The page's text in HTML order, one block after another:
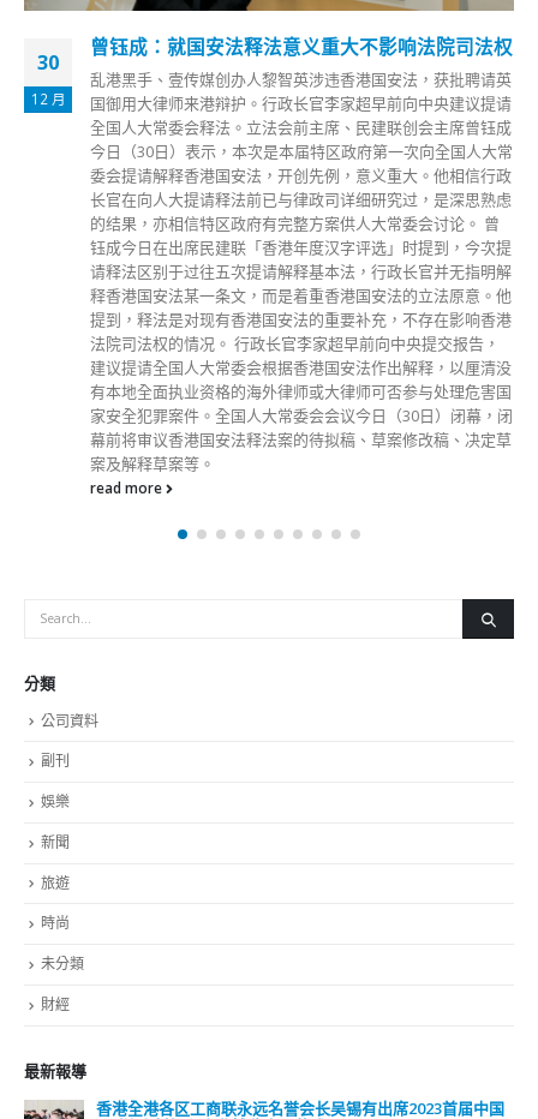
28
7 月
前揽炒区议员李志宏指骂警员扰乱罪成判囚7个月
李志宏（右二）被判入狱7个月。 前年5月24日，揽炒派借政
府推行国歌法为由，煽动示威者在港岛铜锣湾及湾仔一带，进
行非法聚集及游行。警方当日严正执法，采取驱散行动拘捕
193人，当中包括揽炒派前沙田区议员李志宏。李志宏今日
（28日）于东区裁判法院被裁定一项「在公众地方作出喧哗或
扰乱秩序的行为」罪成，被判入狱7个月。 裁判官判刑指，本
案控罪性质严重，案发时有多名不满警方的人士聚集，被告的
行为很大机会煽动他人情绪，令他们作叫嚣、咒骂等附和行
为，增加使用暴力的风险。裁判官认为从被告针对的对象、表
达方式等看来，他非单纯发泄，法庭有责任保护维持社会秩序
的警员。裁判官重申，现场亦有记者和途人，犯案过程历时不
算短，若有人受到鼓动，严重可引致人命伤亡。裁判官以监禁
8个月为量刑起点，念在被告初犯和服务社区多时减刑一个
月，被告入狱7个月。被告提出上诉，期间希望获准保释，遭
裁判官拒绝。 被告李志宏（25岁）被控于2020年5月24日，在
铜锣湾坚拿道东及轩尼诗道交界的公众地方作出喧哗或扰乱秩
序的行为，或使用恐吓性、辱骂性或侮辱性的言词，意图激使
他人破坏社会安宁。